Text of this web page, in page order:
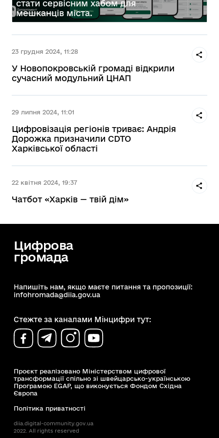
стати сервісним хабом для
мешканців міста.
У Новопокровській громаді відкрили
сучасний модульний ЦНАП
23 грудня 2024, 11:28
Цифровізація регіонів триває: Андрія
Дорожка призначили CDTO
Харківської області
29 липня 2024, 11:01
Чатбот «Харків — твій дім»
22 квітня 2024, 19:37
Цифрова
громада
Напишіть нам, якщо маєте питання та пропозиції:
infohromada@diia.gov.ua
Стежте за каналами Мінцифри тут:
Проєкт реалізовано Міністерством цифрової
трансформації спільно зі швейцарсько-українською
Програмою EGAP, що виконується Фондом Східна
Європа
Політика приватності
diia.digital-community.gov.ua
2022. All rights reserved